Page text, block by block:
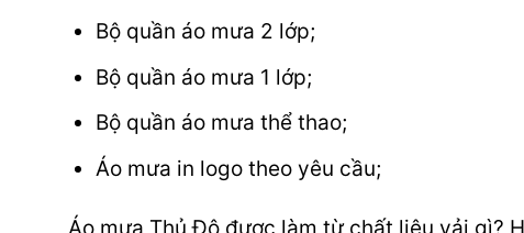
Bộ quần áo mưa 2 lớp;
Bộ quần áo mưa 1 lớp;
Bộ quần áo mưa thể thao;
Áo mưa in logo theo yêu cầu;